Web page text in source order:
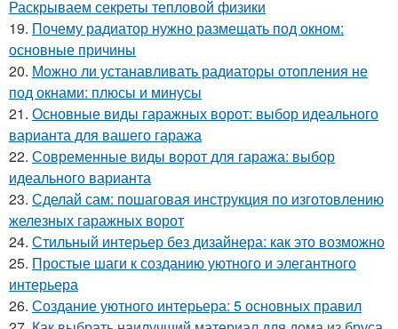
Раскрываем секреты тепловой физики
19. Почему радиатор нужно размещать под окном:
основные причины
20. Можно ли устанавливать радиаторы отопления не
под окнами: плюсы и минусы
21. Основные виды гаражных ворот: выбор идеального
варианта для вашего гаража
22. Современные виды ворот для гаража: выбор
идеального варианта
23. Сделай сам: пошаговая инструкция по изготовлению
железных гаражных ворот
24. Стильный интерьер без дизайнера: как это возможно
25. Простые шаги к созданию уютного и элегантного
интерьера
26. Создание уютного интерьера: 5 основных правил